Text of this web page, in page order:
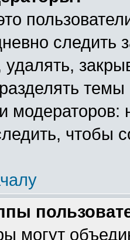
следить
удалять,
чтобы
могут